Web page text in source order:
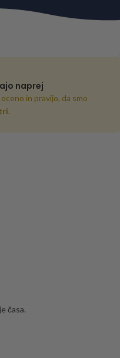
naprej
in pravijo, da smo
.
časa.